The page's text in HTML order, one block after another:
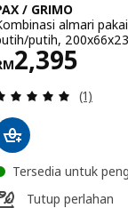
/ GRIMO
almari
putih,
2,395RM
(1)
Tersedia untuk
Tutup perlahan